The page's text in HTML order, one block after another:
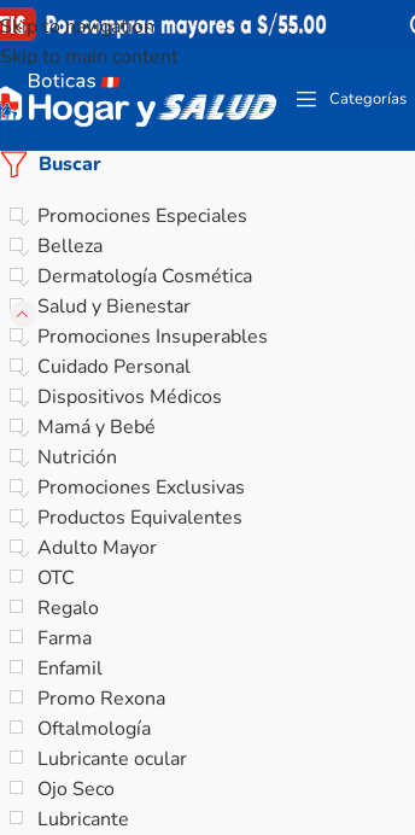
Skip to navigation
Skip to main content
Categorías
Buscar
Promociones Especiales
Belleza
Dermatología Cosmética
Salud y Bienestar
Promociones Insuperables
Cuidado Personal
Dispositivos Médicos
Mamá y Bebé
Nutrición
Promociones Exclusivas
Productos Equivalentes
Adulto Mayor
OTC
Regalo
Farma
Enfamil
Promo Rexona
Oftalmología
Lubricante ocular
Ojo Seco
Lubricante